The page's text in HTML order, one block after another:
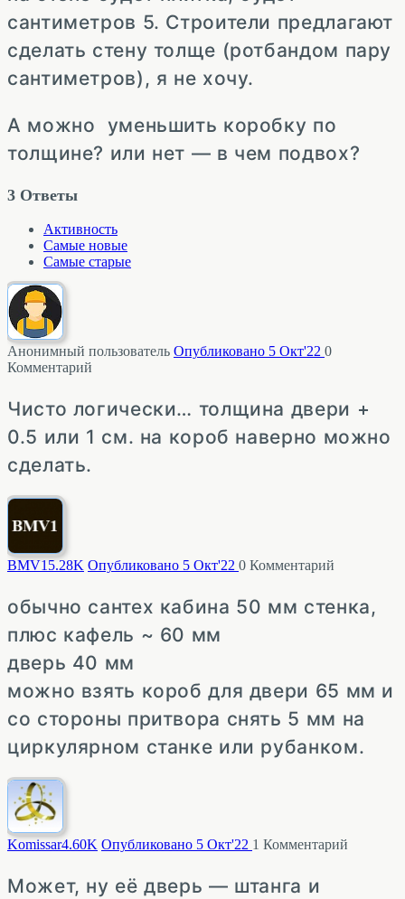
сантиметров 5. Строители предлагают
сделать стену толще (ротбандом пару
сантиметров), я не хочу.
А можно уменьшить коробку по
толщине? или нет — в чем подвох?
3 Ответы
Активность
Самые новые
Самые старые
Анонимный пользователь Опубликовано 5 Окт'22 0
Комментарий
Чисто логически… толщина двери +
0.5 или 1 см. на короб наверно можно
сделать.
BMV1 5.28K Опубликовано 5 Окт'22 0 Комментарий
обычно сантех кабина 50 мм стенка,
плюс кафель ~ 60 мм
дверь 40 мм
можно взять короб для двери 65 мм и
со стороны притвора снять 5 мм на
циркулярном станке или рубанком.
Komissar4.60K Опубликовано 5 Окт'22 1 Комментарий
Может, ну её дверь — штанга и